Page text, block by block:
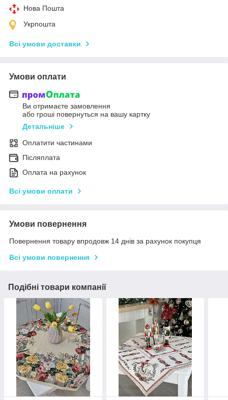
Нова Пошта
Укрпошта
Всі умови доставки
Умови оплати
Ви отримаєте замовлення
або гроші повернуться на вашу картку
Детальніше
Оплатити частинами
Післяплата
Оплата на рахунок
Всі умови оплати
Умови повернення
Повернення товару впродовж 14 днів за рахунок покупця
Всі умови повернення
Подібні товари компанії